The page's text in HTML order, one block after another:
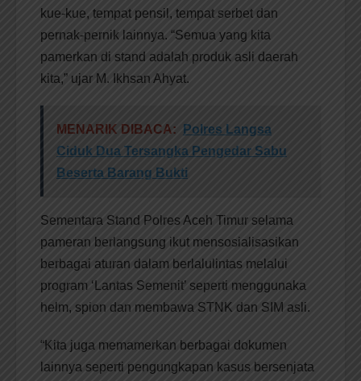
kue-kue, tempat pensil, tempat serbet dan
pernak-pernik lainnya. “Semua yang kita
pamerkan di stand adalah produk asli daerah
kita,” ujar M. Ikhsan Ahyat.
MENARIK DIBACA:
Polres Langsa
Ciduk Dua Tersangka Pengedar Sabu
Beserta Barang Bukti
Sementara Stand Polres Aceh Timur selama
pameran berlangsung ikut mensosialisasikan
berbagai aturan dalam berlalulintas melalui
program ‘Lantas Semenit’ seperti menggunaka
helm, spion dan membawa STNK dan SIM asli.
“Kita juga memamerkan berbagai dokumen
lainnya seperti pengungkapan kasus bersenjata